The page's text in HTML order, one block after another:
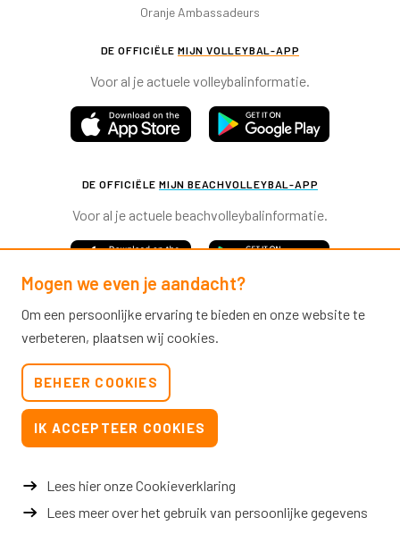
Oranje Ambassadeurs
DE OFFICIËLE MIJN VOLLEYBAL-APP
Voor al je actuele volleybalinformatie.
DE OFFICIËLE MIJN BEACHVOLLEYBAL-APP
Voor al je actuele beachvolleybalinformatie.
© 2026 Nevobo
Nieuwsbrieven
Privacy & cookies
Verkoopvoorwaarden evenementen
Mogen we even je aandacht?
Om een persoonlijke ervaring te bieden en onze website te
verbeteren, plaatsen wij cookies.
BEHEER COOKIES
IK ACCEPTEER COOKIES
Lees hier onze Cookieverklaring
Lees meer over het gebruik van persoonlijke gegevens